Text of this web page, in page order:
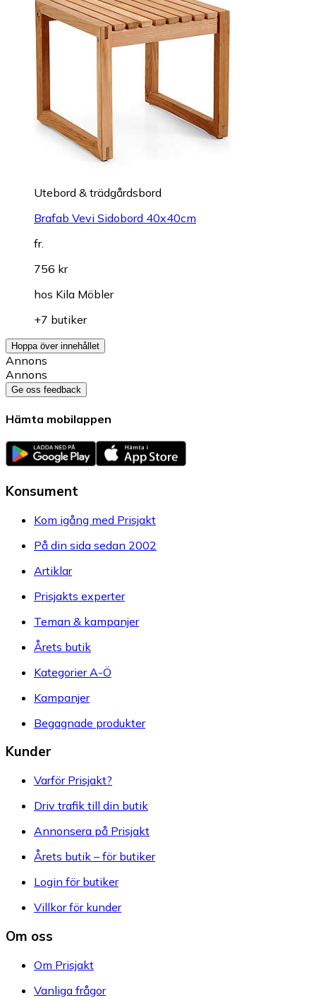
Utebord & trädgårdsbord
Brafab Vevi Sidobord 40x40cm
fr.
756 kr
hos Kila Möbler
+7 butiker
Hoppa över innehållet
Annons
Annons
Ge oss feedback
Hämta mobilappen
Konsument
Kom igång med Prisjakt
På din sida sedan 2002
Artiklar
Prisjakts experter
Teman & kampanjer
Årets butik
Kategorier A-Ö
Kampanjer
Begagnade produkter
Kunder
Varför Prisjakt?
Driv trafik till din butik
Annonsera på Prisjakt
Årets butik – för butiker
Login för butiker
Villkor för kunder
Om oss
Om Prisjakt
Vanliga frågor